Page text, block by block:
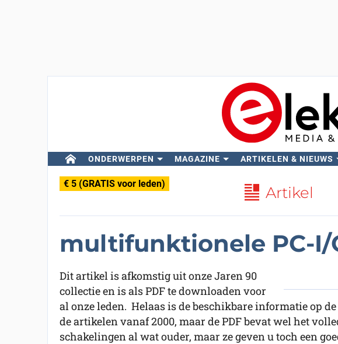
ONDERWERPEN MAGAZINE ARTIKELEN & NIEUWS
€ 5 (GRATIS voor leden) Artikel
multifunktionele PC-I/
Dit artikel is afkomstig uit onze Jaren 90
collectie en is als PDF te downloaden voor
al onze leden. Helaas is de beschikbare informatie op
de artikelen vanaf 2000, maar de PDF bevat wel het
schakelingen al wat ouder, maar ze geven u toch een